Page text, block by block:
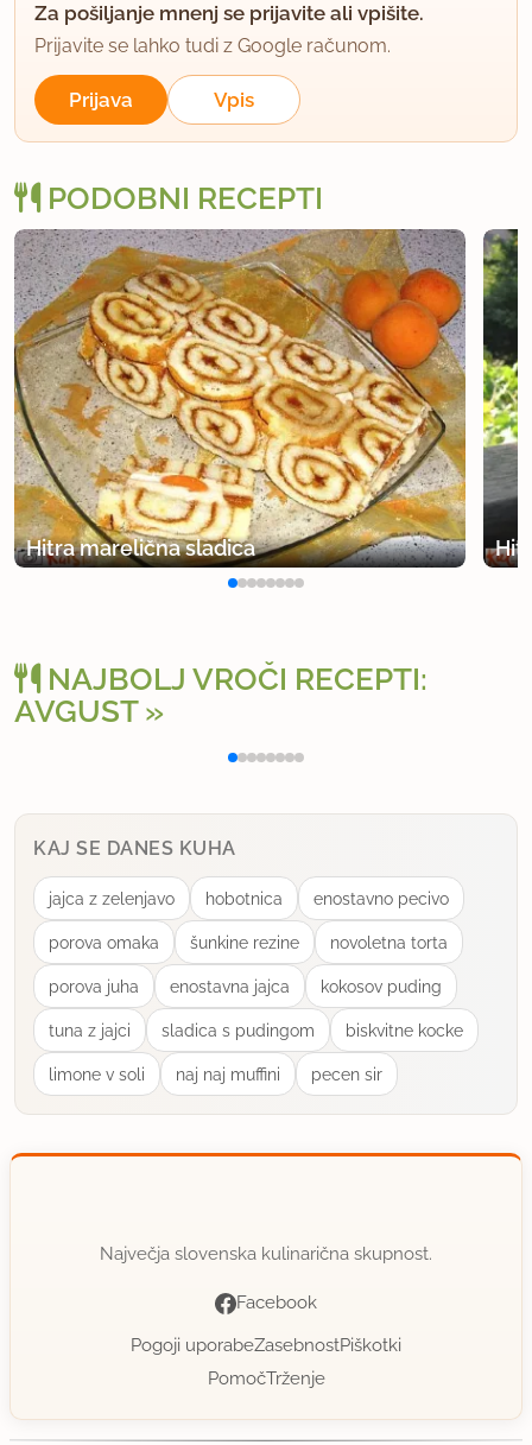
Naor, hvala :)
uporabno
Za pošiljanje mnenj se prijavite ali vpišite.
Prijavite se lahko tudi z Google računom.
Prijava Vpis
PODOBNI RECEPTI
Hitra marelična sladica
NAJBOLJ VROČI RECEPTI:
AVGUST
Polnjena paprika na klasičen način
KAJ SE DANES KUHA
jajca z zelenjavo hobotnica enostavno pecivo
porova omaka šunkine rezine novoletna torta
porova juha enostavna jajca kokosov puding
tuna z jajci sladica s pudingom biskvitne kocke
limone v soli naj naj muffini pecen sir
Največja slovenska kulinarična skupnost.
Facebook
Pogoji uporabeZasebnostPiškotki
PomočTrženje